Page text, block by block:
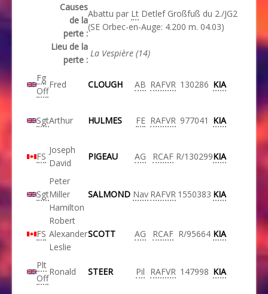
Causes
de la
perte :
Abattu par Lt Detlef Großfuß du 2./JG2
(SE Orbec-en-Auge: 4.200 m. 04.03)
Lieu de la
perte :
La Vespière (14)
Fg
Off
Fred CLOUGH AB RAFVR 130286 KIA
SgtArthur HULMES FE RAFVR 977041 KIA
FS
Joseph
David
PIGEAU AG RCAF R/130299KIA
Sgt
Peter
Miller
Hamilton
SALMOND Nav RAFVR 1550383 KIA
FS
Robert
Alexander
Leslie
SCOTT AG RCAF R/95664 KIA
Plt
Off
Ronald STEER Pil RAFVR 147998 KIA